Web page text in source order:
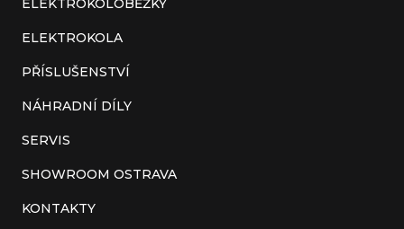
ELEKTROKOLOBĚŽKY
ELEKTROKOLA
PŘÍSLUŠENSTVÍ
NÁHRADNÍ DÍLY
SERVIS
SHOWROOM OSTRAVA
KONTAKTY